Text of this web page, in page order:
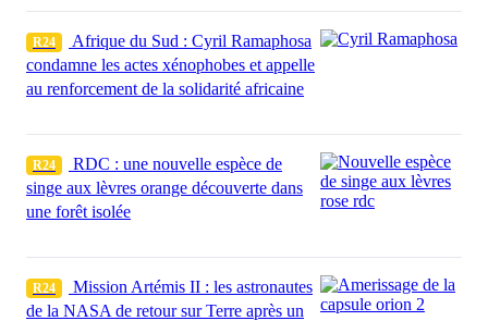
R24
Afrique du Sud : Cyril Ramaphosa
condamne les actes xénophobes et appelle
au renforcement de la solidarité africaine
R24
RDC : une nouvelle espèce de
singe aux lèvres orange découverte dans
une forêt isolée
R24
Mission Artémis II : les astronautes
de la NASA de retour sur Terre après un